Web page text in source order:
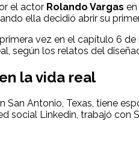
el actor Rolando Vargas
ella decidió abrir su
vez en el capítulo 6
según los relatos del
la vida real
San Antonio, Texas, tiene
social Linkedin, trabajó con